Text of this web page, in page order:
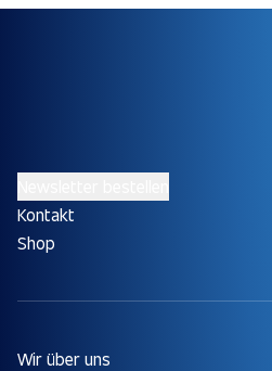
Kontakt
Shop
Wir über uns